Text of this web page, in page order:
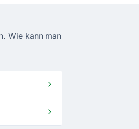
Wie kann man